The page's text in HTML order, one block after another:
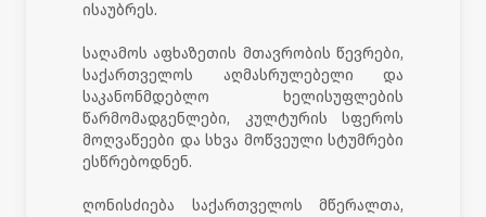
ისაუბრეს.
საღამოს აფხაზეთის მთავრობის წევრები,
საქართველოს აღმასრულებელი და
საკანონმდებლო ხელისუფლების
წარმომადგენლები, კულტურის სფეროს
მოღვაწეები და სხვა მოწვეული სტუმრები
ესწრებოდნენ.
ღონისძიება საქართველოს მწერალთა,